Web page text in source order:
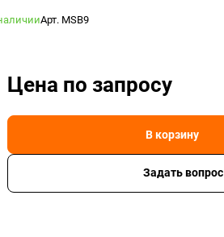
Арт. MSB9
Цена по запросу
В корзину
Задать вопрос